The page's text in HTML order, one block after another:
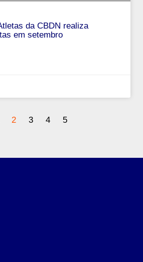
da CBDN realiza
em setembro
2 3 4 5